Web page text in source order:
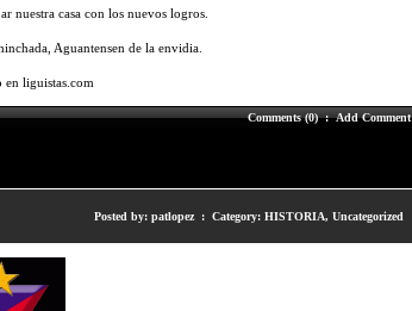
nuestra casa con los nuevos logros.
Aguantensen de la envidia.
liguistas.com
Comments (0):Add Comment
Posted by: patlopez : Category: HISTORIA, Uncategorized